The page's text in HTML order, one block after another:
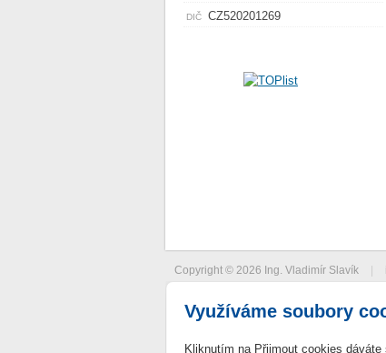
DIČ CZ520201269
Copyright © 2026 Ing. Vladimír Slavík
Využíváme soubory
Kliknutím na Přijmout cookies